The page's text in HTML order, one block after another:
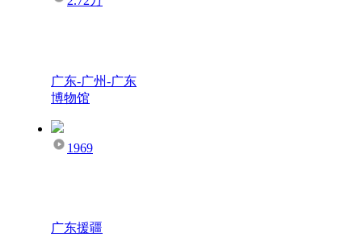
广东-广州-广东
博物馆
1969
广东援疆